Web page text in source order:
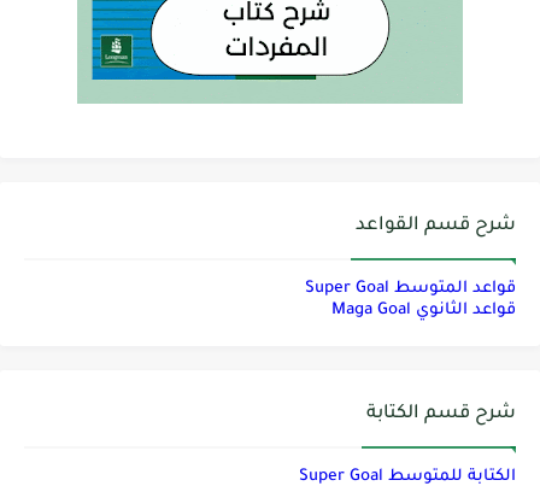
شرح قسم القواعد
قواعد المتوسط Super Goal
قواعد الثانوي Maga Goal
شرح قسم الكتابة
الكتابة للمتوسط Super Goal